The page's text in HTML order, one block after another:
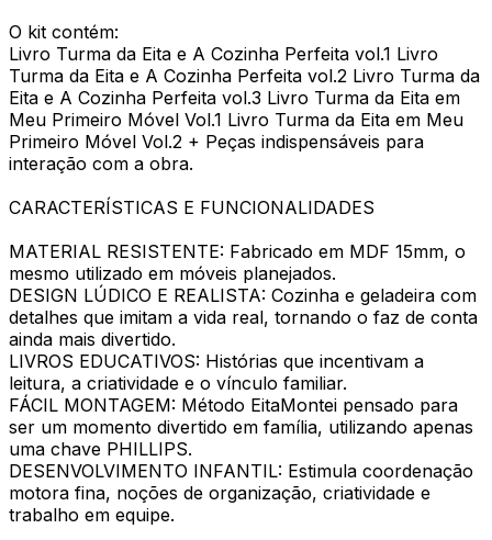
O kit contém:
Livro Turma da Eita e A Cozinha Perfeita vol.1 Livro
Turma da Eita e A Cozinha Perfeita vol.2 Livro Turma da
Eita e A Cozinha Perfeita vol.3 Livro Turma da Eita em
Meu Primeiro Móvel Vol.1 Livro Turma da Eita em Meu
Primeiro Móvel Vol.2 + Peças indispensáveis para
interação com a obra.
CARACTERÍSTICAS E FUNCIONALIDADES
MATERIAL RESISTENTE: Fabricado em MDF 15mm, o
mesmo utilizado em móveis planejados.
DESIGN LÚDICO E REALISTA: Cozinha e geladeira com
detalhes que imitam a vida real, tornando o faz de conta
ainda mais divertido.
LIVROS EDUCATIVOS: Histórias que incentivam a
leitura, a criatividade e o vínculo familiar.
FÁCIL MONTAGEM: Método EitaMontei pensado para
ser um momento divertido em família, utilizando apenas
uma chave PHILLIPS.
DESENVOLVIMENTO INFANTIL: Estimula coordenação
motora fina, noções de organização, criatividade e
trabalho em equipe.